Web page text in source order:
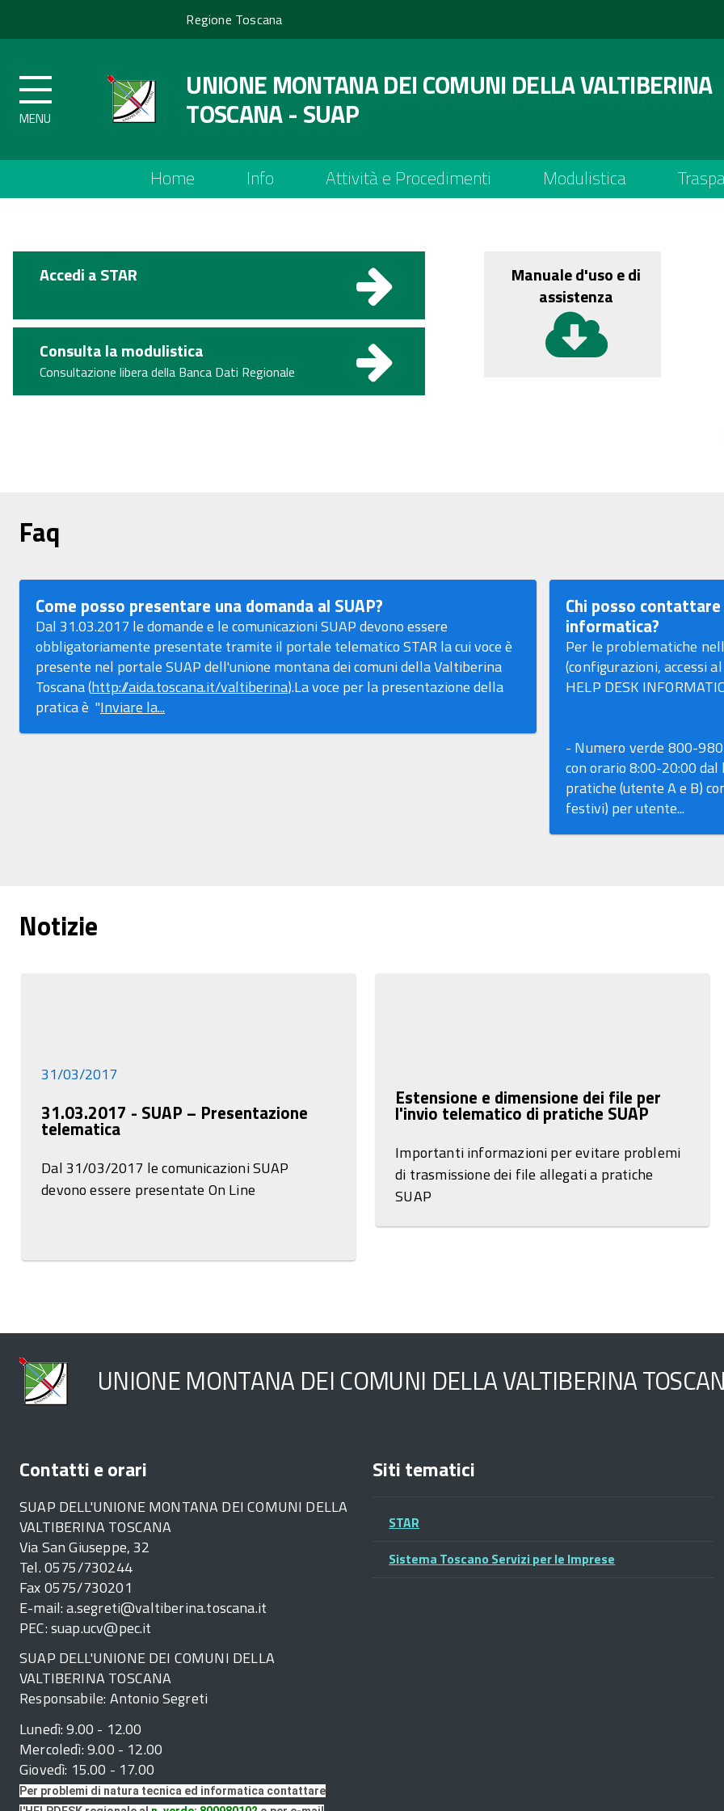
Regione
Toscana
Regione Toscana
UNIONE MONTANA DEI COMUNI DELLA VALTIBERINA
TOSCANA - SUAP
Top Home Info Attività e Procedimenti Modulistica
Accedi a STAR
Consulta la modulistica
Consultazione libera della Banca Dati Regionale
Manuale d'uso e di
assistenza
Faq
Come posso presentare una domanda al SUAP?
Dal 31.03.2017 le domande e le comunicazioni SUAP devono essere
obbligatoriamente presentate tramite il portale telematico STAR la cui voce è
presente nel portale SUAP dell'unione montana dei comuni della Valtiberina
Toscana (http://aida.toscana.it/valtiberina).La voce per la presentazione della
pratica è "Inviare la...
Chi posso
informatica?
Per le problematiche
(configurazioni, accessi
HELP DESK
- Numero verde 800-
con orario 8:00-20:00
pratiche (utente A e B)
festivi) per utente...
Notizie
31/03/2017
31.03.2017 - SUAP – Presentazione
telematica
Dal 31/03/2017 le comunicazioni SUAP
devono essere presentate On Line
Estensione e dimensione dei file per
l'invio telematico di pratiche SUAP
Importanti informazioni per evitare problemi
di trasmissione dei file allegati a pratiche
SUAP
UNIONE MONTANA DEI COMUNI DELLA VALTIBERINA
Contatti e orari
SUAP DELL'UNIONE MONTANA DEI COMUNI DELLA
VALTIBERINA TOSCANA
Via San Giuseppe, 32
Tel. 0575/730244
Fax 0575/730201
E-mail: a.segreti@valtiberina.toscana.it
PEC: suap.ucv@pec.it
SUAP DELL'UNIONE DEI COMUNI DELLA
VALTIBERINA TOSCANA
Responsabile: Antonio Segreti
Lunedì: 9.00 - 12.00
Mercoledì: 9.00 - 12.00
Giovedì: 15.00 - 17.00
Per problemi di natura tecnica ed informatica contattare
Siti tematici
STAR
Sistema Toscano Servizi per le Imprese